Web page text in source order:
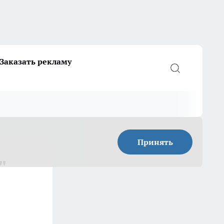
Заказать рекламу
Принять